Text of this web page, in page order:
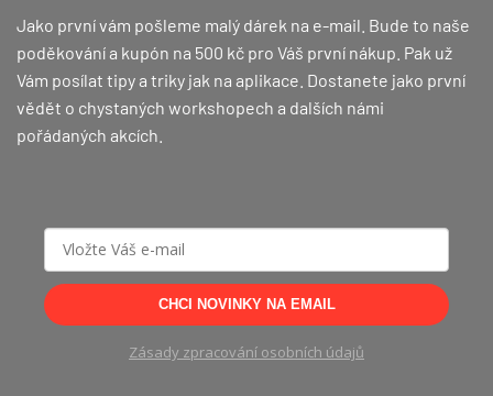
Jako první vám pošleme malý dárek na e-mail. Bude to naše
poděkování a kupón na 500 kč pro Váš první nákup. Pak už
Vám posílat tipy a triky jak na aplikace. Dostanete jako první
vědět o chystaných workshopech a dalších námi
pořádaných akcích.
CHCI NOVINKY NA EMAIL
Zásady zpracování osobních údajů